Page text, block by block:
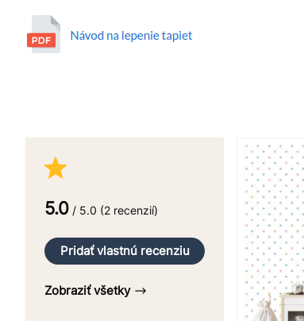
5.0 / 5.0 (2 recenzií)
Pridať vlastnú recenziu
Zobraziť všetky